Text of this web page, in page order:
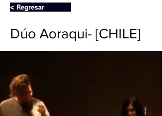
< Regresar
Dúo Aoraqui- [CHILE]